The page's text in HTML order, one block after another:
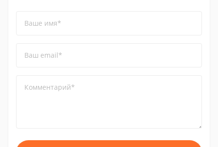
Ваше имя*
Ваш email*
Комментарий*